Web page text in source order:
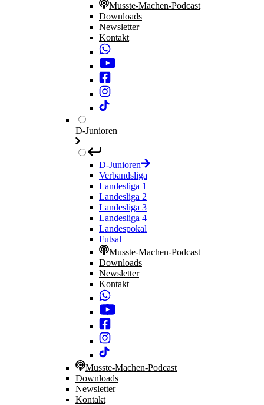
Musste-Machen-Podcast
Downloads
Newsletter
Kontakt
D-Junioren
D-Junioren
Verbandsliga
Landesliga 1
Landesliga 2
Landesliga 3
Landesliga 4
Landespokal
Futsal
Musste-Machen-Podcast
Downloads
Newsletter
Kontakt
Musste-Machen-Podcast
Downloads
Newsletter
Kontakt